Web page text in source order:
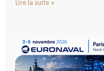
Lire la suite »